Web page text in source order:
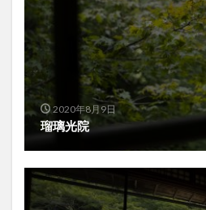
2020年8月9日
瑠璃光院